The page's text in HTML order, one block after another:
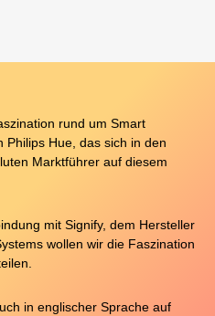
rund um Smart
Philips Hue, das sich in den
Marktführer auf diesem
mit Signify, dem Hersteller
wollen wir die Faszination
in englischer Sprache auf